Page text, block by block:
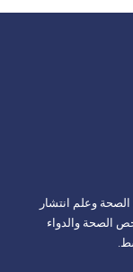
وعلم انتشار
الصحة والدواء